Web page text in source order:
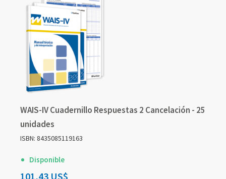
WAIS-IV Cuadernillo Respuestas 2 Cancelación - 25
unidades
ISBN: 8435085119163
Disponible
101,43 US$